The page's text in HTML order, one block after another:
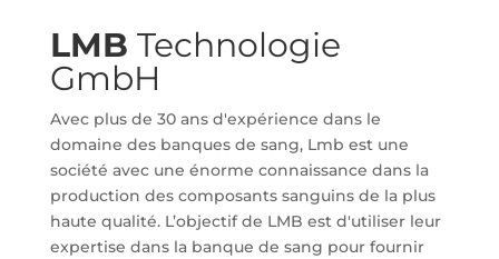
LMB Technologie
GmbH
Avec plus de 30 ans d'expérience dans le
domaine des banques de sang, Lmb est une
société avec une énorme connaissance dans la
production des composants sanguins de la plus
haute qualité. L’objectif de LMB est d'utiliser leur
expertise dans la banque de sang pour fournir